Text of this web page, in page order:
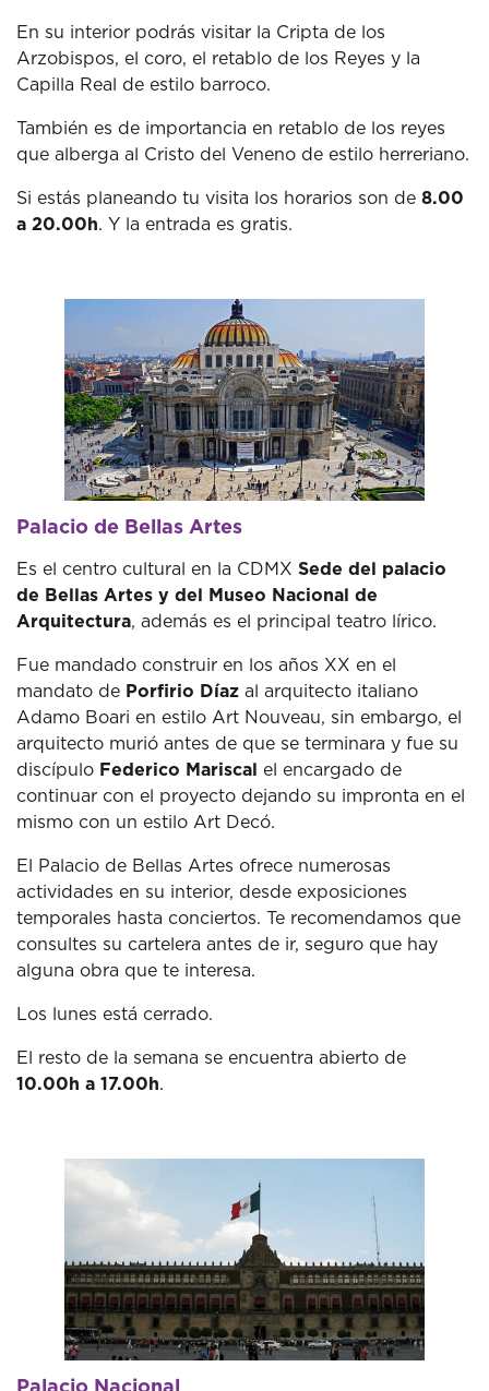
En su interior podrás visitar la Cripta de los
Arzobispos, el coro, el retablo de los Reyes y la
Capilla Real de estilo barroco.
También es de importancia en retablo de los reyes
que alberga al Cristo del Veneno de estilo herreriano.
Si estás planeando tu visita los horarios son de 8.00
a 20.00h. Y la entrada es gratis.
Palacio de Bellas Artes
Es el centro cultural en la CDMX Sede del palacio
de Bellas Artes y del Museo Nacional de
Arquitectura, además es el principal teatro lírico.
Fue mandado construir en los años XX en el
mandato de Porfirio Díaz al arquitecto italiano
Adamo Boari en estilo Art Nouveau, sin embargo, el
arquitecto murió antes de que se terminara y fue su
discípulo Federico Mariscal el encargado de
continuar con el proyecto dejando su impronta en el
mismo con un estilo Art Decó.
El Palacio de Bellas Artes ofrece numerosas
actividades en su interior, desde exposiciones
temporales hasta conciertos. Te recomendamos que
consultes su cartelera antes de ir, seguro que hay
alguna obra que te interesa.
Los lunes está cerrado.
El resto de la semana se encuentra abierto de
10.00h a 17.00h.